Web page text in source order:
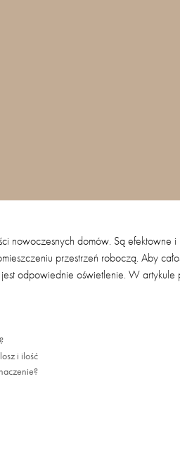
nowoczesnych domów. Są efektowne
przestrzeń roboczą. Aby
odpowiednie oświetlenie. W
i ilość